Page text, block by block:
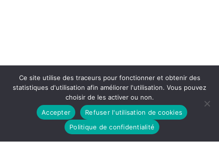
Ce site utilise des traceurs pour fonctionner et obtenir des
statistiques d'utilisation afin améliorer l'utilisation. Vous pouvez
choisir de les activer ou non.
Accepter
Refuser l'utilisation de cookies
Politique de confidentialité